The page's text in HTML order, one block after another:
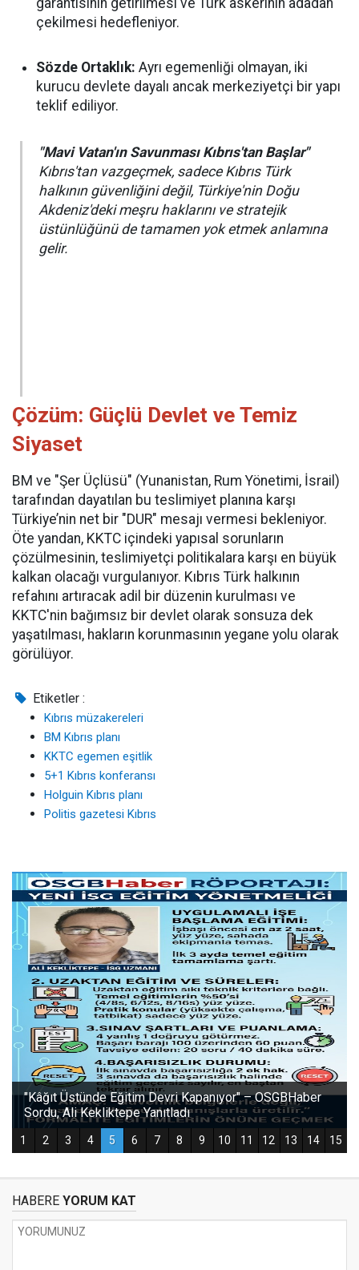
garantisinin getirilmesi ve Türk askerinin adadan
çekilmesi hedefleniyor.
Sözde Ortaklık: Ayrı egemenliği olmayan, iki
kurucu devlete dayalı ancak merkeziyetçi bir yapı
teklif ediliyor.
"Mavi Vatan'ın Savunması Kıbrıs'tan Başlar"
Kıbrıs'tan vazgeçmek, sadece Kıbrıs Türk
halkının güvenliğini değil, Türkiye'nin Doğu
Akdeniz'deki meşru haklarını ve stratejik
üstünlüğünü de tamamen yok etmek anlamına
gelir.
Çözüm: Güçlü Devlet ve Temiz
Siyaset
BM ve "Şer Üçlüsü" (Yunanistan, Rum Yönetimi, İsrail)
tarafından dayatılan bu teslimiyet planına karşı
Türkiye’nin net bir "DUR" mesajı vermesi bekleniyor.
Öte yandan, KKTC içindeki yapısal sorunların
çözülmesinin, teslimiyetçi politikalara karşı en büyük
kalkan olacağı vurgulanıyor. Kıbrıs Türk halkının
refahını artıracak adil bir düzenin kurulması ve
KKTC'nin bağımsız bir devlet olarak sonsuza dek
yaşatılması, hakların korunmasının yegane yolu olarak
görülüyor.
Etiketler :
Kıbrıs müzakereleri
BM Kıbrıs planı
KKTC egemen eşitlik
5+1 Kıbrıs konferansı
Holguin Kıbrıs planı
Politis gazetesi Kıbrıs
HABERE YORUM KAT